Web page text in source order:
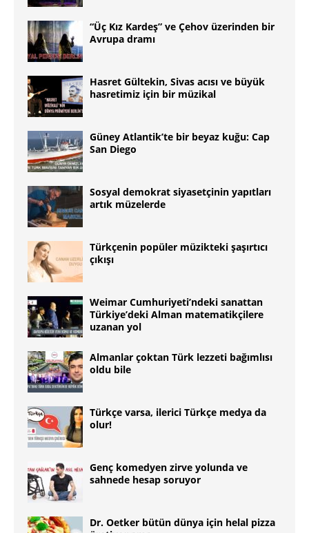
“Üç Kız Kardeş” ve Çehov üzerinden bir
Avrupa dramı
Hasret Gültekin, Sivas acısı ve büyük
hasretimiz için bir müzikal
Güney Atlantikʼte bir beyaz kuğu: Cap
San Diego
Sosyal demokrat siyasetçinin yapıtları
artık müzelerde
Türkçenin popüler müzikteki şaşırtıcı
çıkışı
Weimar Cumhuriyeti’ndeki sanattan
Türkiye’deki Alman matematikçilere
uzanan yol
Almanlar çoktan Türk lezzeti bağımlısı
oldu bile
Türkçe varsa, ilerici Türkçe medya da
olur!
Genç komedyen zirve yolunda ve
sahnede hesap soruyor
Dr. Oetker bütün dünya için helal pizza